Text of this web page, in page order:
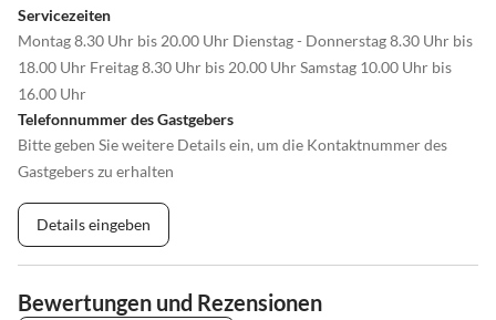
Servicezeiten
Montag 8.30 Uhr bis 20.00 Uhr Dienstag - Donnerstag 8.30 Uhr bis
18.00 Uhr Freitag 8.30 Uhr bis 20.00 Uhr Samstag 10.00 Uhr bis
16.00 Uhr
Telefonnummer des Gastgebers
Bitte geben Sie weitere Details ein, um die Kontaktnummer des
Gastgebers zu erhalten
Details eingeben
Bewertungen und Rezensionen